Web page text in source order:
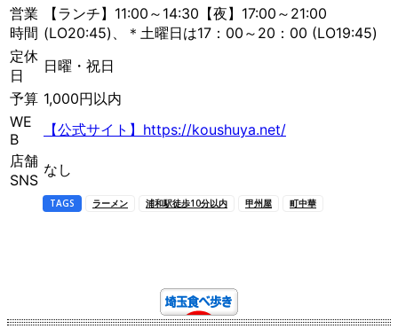
営業
時間
【ランチ】11:00～14:30【夜】17:00～21:00
(LO20:45)、＊土曜日は17：00～20：00 (LO19:45)
定休
日
日曜・祝日
予算 1,000円以内
WE
B
【公式サイト】https://koushuya.net/
店舗
SNS
なし
TAGS ラーメン 浦和駅徒歩10分以内 甲州屋 町中華